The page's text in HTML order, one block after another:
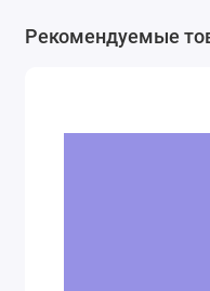
Рекомендуемые